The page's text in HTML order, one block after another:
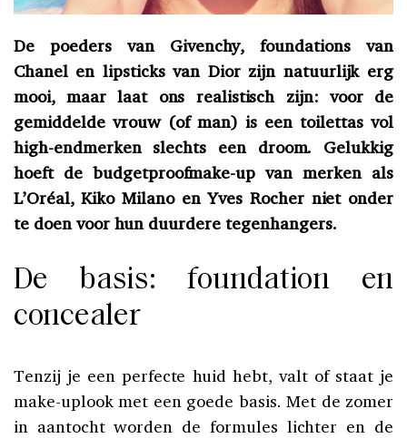
De poeders van Givenchy, foundations van
Chanel en lipsticks van Dior zijn natuurlijk erg
mooi, maar laat ons realistisch zijn: voor de
gemiddelde vrouw (of man) is een toilettas vol
high-endmerken slechts een droom. Gelukkig
hoeft de budgetproofmake-up van merken als
L’Oréal, Kiko Milano en Yves Rocher niet onder
te doen voor hun duurdere tegenhangers.
De basis: foundation en
concealer
Tenzij je een perfecte huid hebt, valt of staat je
make-uplook met een goede basis. Met de zomer
in aantocht worden de formules lichter en de